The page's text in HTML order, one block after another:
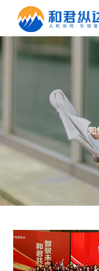
您当前位置： 首页 > 新
知